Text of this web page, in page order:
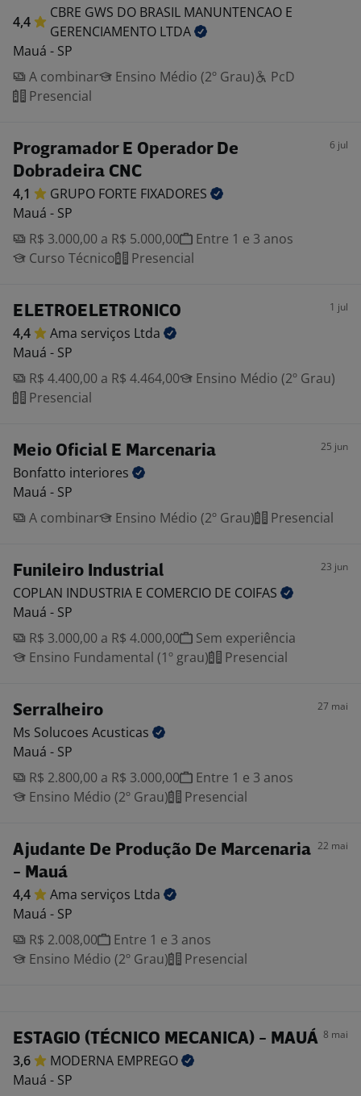
4,4
CBRE GWS DO BRASIL MANUNTENCAO E
GERENCIAMENTO LTDA
Mauá - SP
A combinar
Ensino Médio (2º Grau)
PcD
Presencial
Programador E Operador De
Dobradeira CNC
6 jul
4,1 GRUPO FORTE FIXADORES
Mauá - SP
R$ 3.000,00 a R$ 5.000,00
Entre 1 e 3 anos
Curso Técnico
Presencial
ELETROELETRONICO 1 jul
4,4 Ama serviços Ltda
Mauá - SP
R$ 4.400,00 a R$ 4.464,00
Ensino Médio (2º Grau)
Presencial
Meio Oficial E Marcenaria 25 jun
Bonfatto interiores
Mauá - SP
A combinar
Ensino Médio (2º Grau) Presencial
Funileiro Industrial 23 jun
COPLAN INDUSTRIA E COMERCIO DE COIFAS
Mauá - SP
R$ 3.000,00 a R$ 4.000,00
Sem experiência
Ensino Fundamental (1º grau)
Presencial
Serralheiro 27 mai
Ms Solucoes Acusticas
Mauá - SP
R$ 2.800,00 a R$ 3.000,00
Entre 1 e 3 anos
Ensino Médio (2º Grau)
Presencial
Ajudante De Produção De Marcenaria
- Mauá
22 mai
4,4 Ama serviços Ltda
Mauá - SP
R$ 2.008,00
Entre 1 e 3 anos
Ensino Médio (2º Grau)
Presencial
ESTAGIO (TÉCNICO MECANICA) - MAUÁ 8 mai
3,6 MODERNA EMPREGO
Mauá - SP